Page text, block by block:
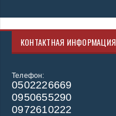
КОНТАКТНАЯ ИНФОРМАЦИЯ
Телефон:
0502226669
0950655290
0972610222